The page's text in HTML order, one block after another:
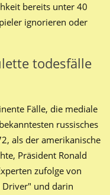
bereits unter 40
ignorieren oder
todesfälle
Fälle, die mediale
russisches
als der amerikanische
Präsident Ronald
zufolge von
Driver" und darin